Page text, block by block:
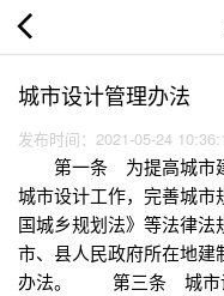
城市设计管理办法
发布时间：2021-05-24
第一条 为提高城市建
城市设计工作，完善城市
国城乡规划法》等法
市、县人民政府所在地
办法。 第三条 城市设